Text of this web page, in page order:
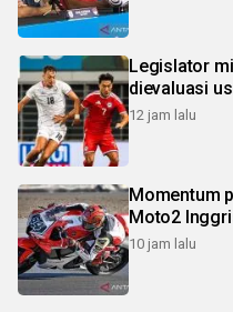
Legislator
dievaluasi
12 jam lalu
Momentum
Moto2
10 jam lalu